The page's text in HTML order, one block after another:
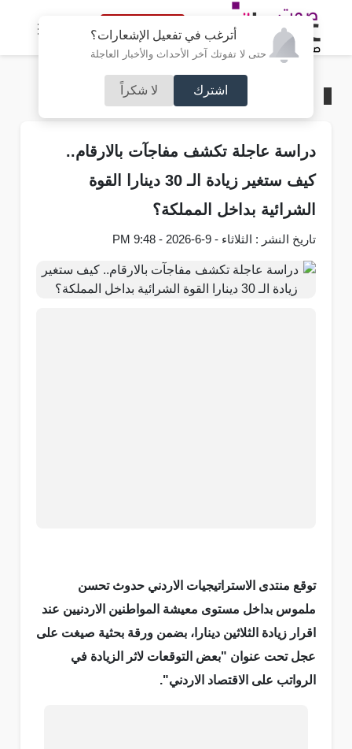
أترغب في تفعيل الإشعارات؟
حتى لا تفوتك آخر الأحداث والأخبار العاجلة
اشترك لا شكراً
النسخة الكاملة
اقتصاد
دراسة عاجلة تكشف مفاجآت بالارقام..
كيف ستغير زيادة الـ 30 دينارا القوة
الشرائية بداخل المملكة؟
تاريخ النشر : الثلاثاء - 9-6-2026 - 9:48 PM
توقع منتدى الاستراتيجيات الاردني حدوث تحسن
ملموس بداخل مستوى معيشة المواطنين الاردنيين عند
اقرار زيادة الثلاثين دينارا، بضمن ورقة بحثية صيغت على
عجل تحت عنوان "بعض التوقعات لاثر الزيادة في
الرواتب على الاقتصاد الاردني".